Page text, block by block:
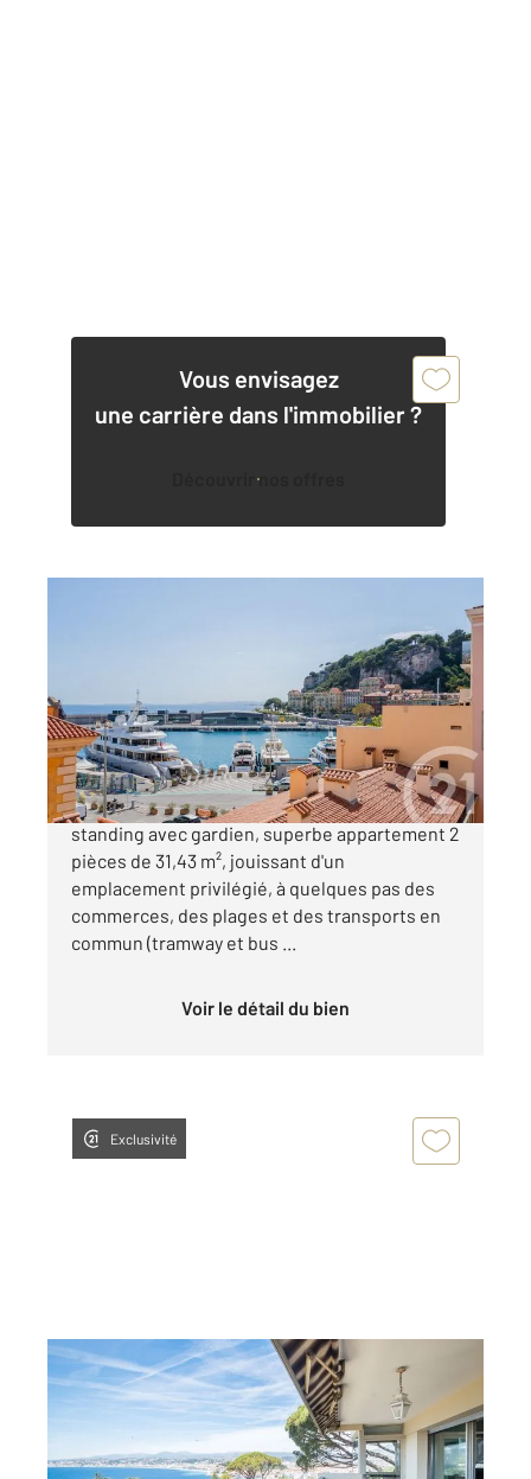
Vous envisagez
une carrière dans l'immobilier ?
Découvrir nos offres
Appartement F2 à vendre
368 000 €
Nice Port - Situé au sein d'une résidence de
standing avec gardien, superbe appartement 2
pièces de 31,43 m², jouissant d'un
emplacement privilégié, à quelques pas des
commerces, des plages et des transports en
commun (tramway et bus ...
Voir le détail du bien
Exclusivité
NICE 06
77,78 m2 , 3 pièces
Appartement F3 à vendre